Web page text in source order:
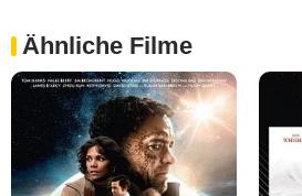
Ähnliche Filme